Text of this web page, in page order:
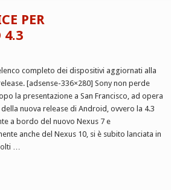
PER
4.3
completo dei dispositivi aggiornati alla
[adsense-336×280] Sony non perde
la presentazione a San Francisco, ad opera
nuova release di Android, ovvero la 4.3
a bordo del nuovo Nexus 7 e
anche del Nexus 10, si è subito lanciata in
…